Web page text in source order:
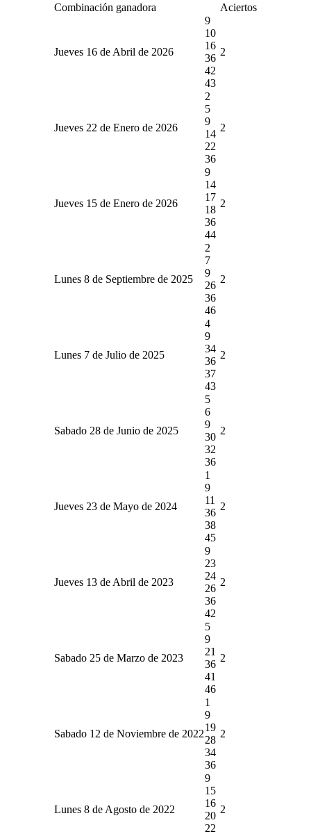
Combinación ganadora Aciertos
Jueves 16 de Abril de 2026
9
10
16
36
42
43
2
Jueves 22 de Enero de 2026
2
5
9
14
22
36
2
Jueves 15 de Enero de 2026
9
14
17
18
36
44
2
Lunes 8 de Septiembre de 2025
2
7
9
26
36
46
2
Lunes 7 de Julio de 2025
4
9
34
36
37
43
2
Sabado 28 de Junio de 2025
5
6
9
30
32
36
2
Jueves 23 de Mayo de 2024
1
9
11
36
38
45
2
Jueves 13 de Abril de 2023
9
23
24
26
36
42
2
Sabado 25 de Marzo de 2023
5
9
21
36
41
46
2
Sabado 12 de Noviembre de 2022
1
9
19
28
34
36
2
Lunes 8 de Agosto de 2022
9
15
16
20
22
2